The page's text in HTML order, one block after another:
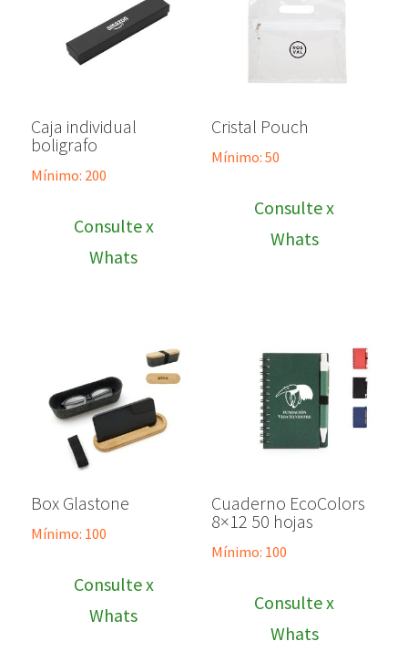
Caja individual
boligrafo
Mínimo: 200
Consulte x
Whats
Cristal Pouch
Mínimo: 50
Consulte x
Whats
Box Glastone
Mínimo: 100
Consulte x
Whats
Cuaderno EcoColors
8×12 50 hojas
Mínimo: 100
Consulte x
Whats